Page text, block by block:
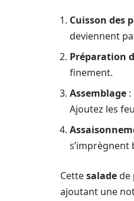
Cuisson des
deviennent
Préparation
finement.
Assemblage
Ajoutez les
s’imprègnent
Cettesaladede
ajoutant une